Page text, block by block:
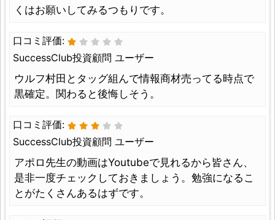
くはお願いしてみるつもりです。
口コミ評価:
SuccessClub投資顧問 ユーザー
ウルフ村田とタッグ組んで情報商材売ってる時点で
黒確定。関わると後悔しそう。
口コミ評価:
SuccessClub投資顧問 ユーザー
アポロ先生の動画はYoutubeで見れるから皆さん、
是非一度チェックしておきましょう。勉強になるこ
とがたくさんあるはずです。